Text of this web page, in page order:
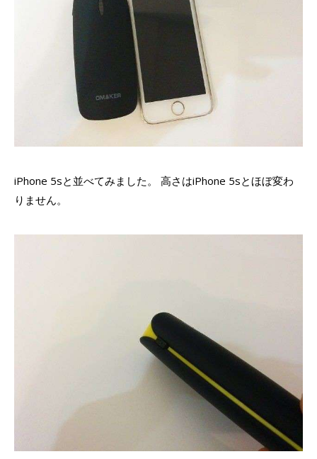
iPhone 5sと並べてみました。 高さはiPhone 5sとほぼ変わ
りません。